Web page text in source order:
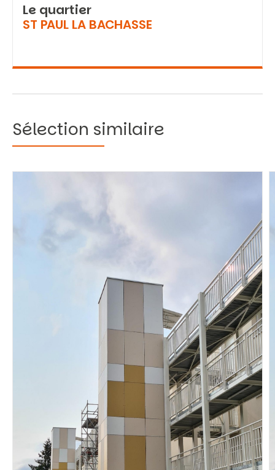
Le quartier
ST PAUL LA BACHASSE
Sélection similaire